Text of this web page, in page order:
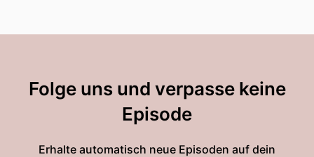
Folge uns und verpasse keine
Episode
Erhalte automatisch neue Episoden auf dein